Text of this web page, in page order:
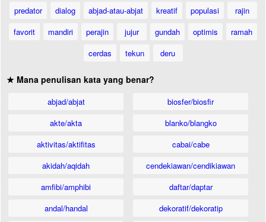
predator
dialog abjad-atau-abjat kreatif populasi
rajin
favorit
mandiri perajin jujur gundah optimis
ramah
cerdas
tekun deru
★ Mana penulisan kata yang benar?
abjad/abjat
akte/akta
aktivitas/aktifitas
akidah/aqidah
amfibi/amphibi
andal/handal
biosfer/biosfir
blanko/blangko
cabai/cabe
cendekiawan/cendikiawan
daftar/daptar
dekoratif/dekoratip